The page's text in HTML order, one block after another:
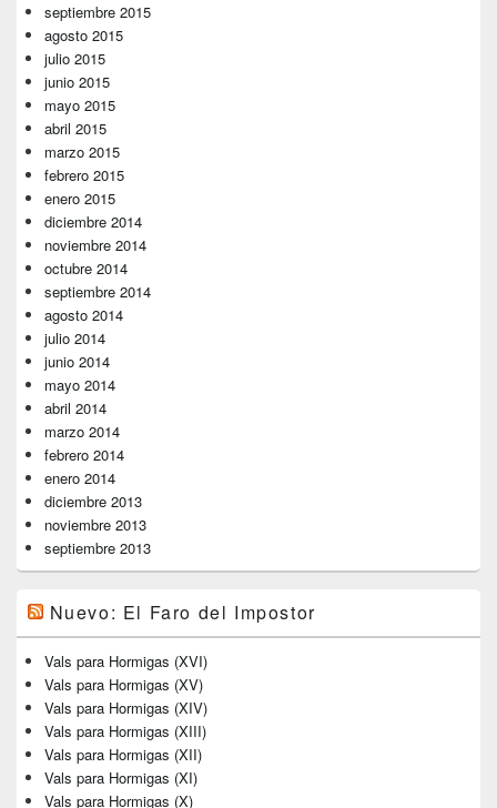
septiembre 2015
agosto 2015
julio 2015
junio 2015
mayo 2015
abril 2015
marzo 2015
febrero 2015
enero 2015
diciembre 2014
noviembre 2014
octubre 2014
septiembre 2014
agosto 2014
julio 2014
junio 2014
mayo 2014
abril 2014
marzo 2014
febrero 2014
enero 2014
diciembre 2013
noviembre 2013
septiembre 2013
Nuevo: El Faro del Impostor
Vals para Hormigas (XVI)
Vals para Hormigas (XV)
Vals para Hormigas (XIV)
Vals para Hormigas (XIII)
Vals para Hormigas (XII)
Vals para Hormigas (XI)
Vals para Hormigas (X)